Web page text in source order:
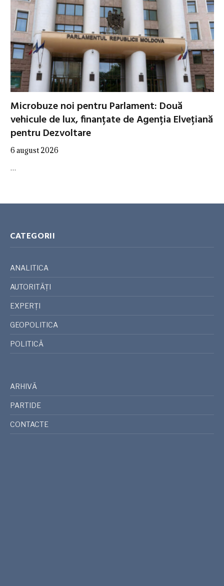
Microbuze noi pentru Parlament: Două
vehicule de lux, finanțate de Agenția Elvețiană
pentru Dezvoltare
6 august 2026
…
CATEGORII
ANALITICA
AUTORITĂȚI
EXPERȚI
GEOPOLITICA
POLITICĂ
ARHIVĂ
PARTIDE
CONTACTE